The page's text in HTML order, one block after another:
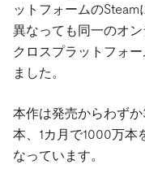
ットフォームの
異なっても同一のオ
クロスプラットフォ
ました。
本作は発売からわず
本、1カ月で1000万本
なっています。